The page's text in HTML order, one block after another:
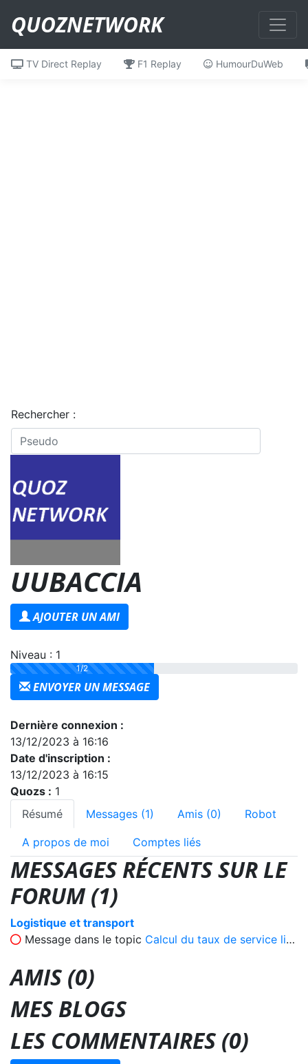
QUOZNETWORK
TV Direct Replay F1 Replay HumourDuWeb
Rechercher :
UUBACCIA
AJOUTER UN AMI
Niveau : 1
1/2
ENVOYER UN MESSAGE
Dernière connexion :
13/12/2023 à 16:16
Date d'inscription :
13/12/2023 à 16:15
Quozs : 1
Résumé
Messages (1) Amis (0) Robot
A propos de moi Comptes liés
MESSAGES RÉCENTS SUR LE
FORUM (1)
Logistique et transport
Message dans le topic Calcul du taux de service livraison
AMIS (0)
MES BLOGS
LES COMMENTAIRES (0)